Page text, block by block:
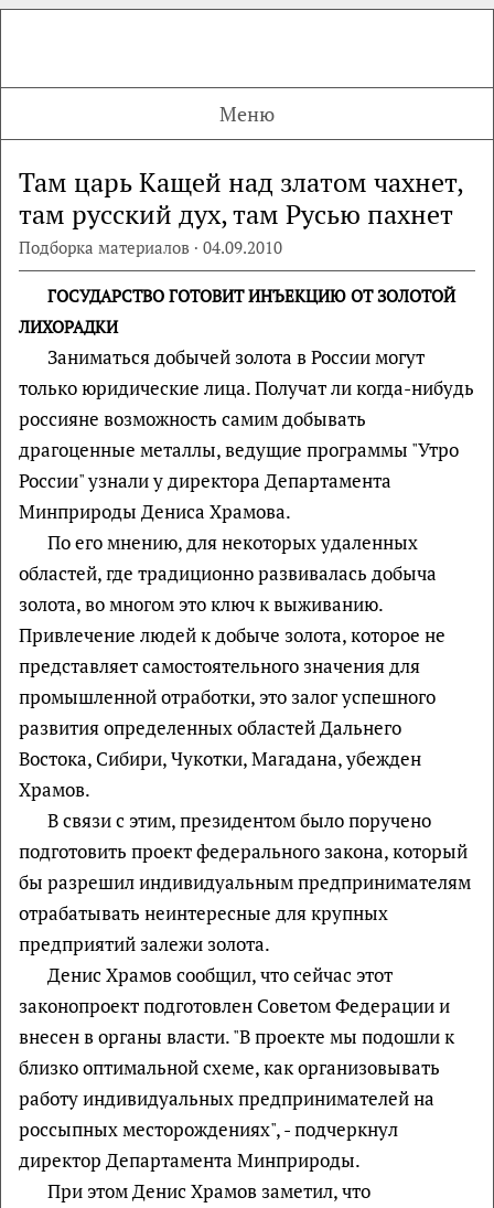
Меню
Там царь Кащей над златом чахнет,
там русский дух, там Русью пахнет
Подборка материалов · 04.09.2010
ГОСУДАРСТВО ГОТОВИТ ИНЪЕКЦИЮ ОТ ЗОЛОТОЙ
ЛИХОРАДКИ
Заниматься добычей золота в России могут
только юридические лица. Получат ли когда-нибудь
россияне возможность самим добывать
драгоценные металлы, ведущие программы "Утро
России" узнали у директора Департамента
Минприроды Дениса Храмова.
По его мнению, для некоторых удаленных
областей, где традиционно развивалась добыча
золота, во многом это ключ к выживанию.
Привлечение людей к добыче золота, которое не
представляет самостоятельного значения для
промышленной отработки, это залог успешного
развития определенных областей Дальнего
Востока, Сибири, Чукотки, Магадана, убежден
Храмов.
В связи с этим, президентом было поручено
подготовить проект федерального закона, который
бы разрешил индивидуальным предпринимателям
отрабатывать неинтересные для крупных
предприятий залежи золота.
Денис Храмов сообщил, что сейчас этот
законопроект подготовлен Советом Федерации и
внесен в органы власти. "В проекте мы подошли к
близко оптимальной схеме, как организовывать
работу индивидуальных предпринимателей на
россыпных месторождениях", - подчеркнул
директор Департамента Минприроды.
При этом Денис Храмов заметил, что